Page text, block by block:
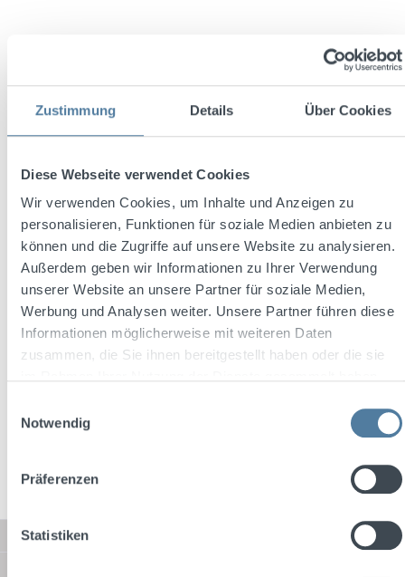
Zustimmung Details Über Cookies
Diese Webseite verwendet Cookies
Wir verwenden Cookies, um Inhalte und Anzeigen zu
personalisieren, Funktionen für soziale Medien anbieten zu
können und die Zugriffe auf unsere Website zu analysieren.
Außerdem geben wir Informationen zu Ihrer Verwendung
unserer Website an unsere Partner für soziale Medien,
Werbung und Analysen weiter. Unsere Partner führen diese
Informationen möglicherweise mit weiteren Daten
zusammen, die Sie ihnen bereitgestellt haben oder die sie
Notwendig
Präferenzen
Statistiken
Durchschnittliche Bewertung von 4.6 von 5 Sternen
Racke Rauchzart 0,7l 40% Vol.
Inhalt:0.7 Liter (17,13 € / 1 Liter)
Service-Hotline